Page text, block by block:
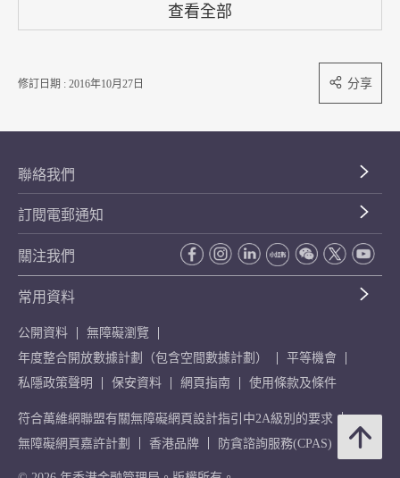
查看全部
修訂日期 : 2016年10月27日 分享
聯絡我們
訂閱電郵通知
關注我們
常用資料
公開資料
無障礙瀏覽
年度整合開放數據計劃（包含空間數據計劃）
平等機會
私隱政策聲明
保安資料 網頁指南 使用條款及條件
符合萬維網聯盟有關無障礙網頁設計指引中2A級別的要求
無障礙網頁嘉許計劃
香港品牌 防貪諮詢服務(CPAS)